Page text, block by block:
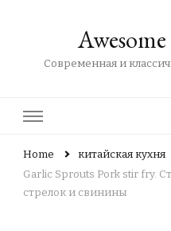
Современная и
Home
китайская кухня
Garlic Sprouts Pork stir fry.
стрелок и свинины